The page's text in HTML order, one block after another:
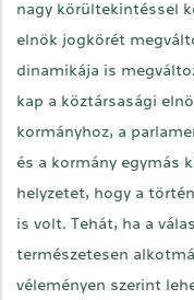
nagy körültekintéssel
elnök jogkörét
dinamikája is
kap a köztársasági
kormányhoz, a
és a kormány egymás
helyzetet, hogy a
is volt. Tehát, ha a
természetesen
véleményen szerint